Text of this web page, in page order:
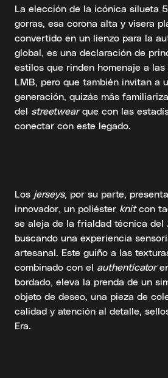
La elección de la icónica silueta
gorras, esa corona alta y visera
convertido en un lienzo para la
global, es una declaración de
estilos que rinden homenaje a
LMB, pero que también invitan a
generación, quizás más
del streetwearque con las
conectar con este legado.
Los jerseys, por su parte,
innovador, un poliéster knitcon
se aleja de la frialdad técnica del
buscando una experiencia
artesanal. Este guiño a las
combinado con el authenticator
bordado, eleva la prenda de un
objeto de deseo, una pieza de
calidad y atención al detalle,
Era.